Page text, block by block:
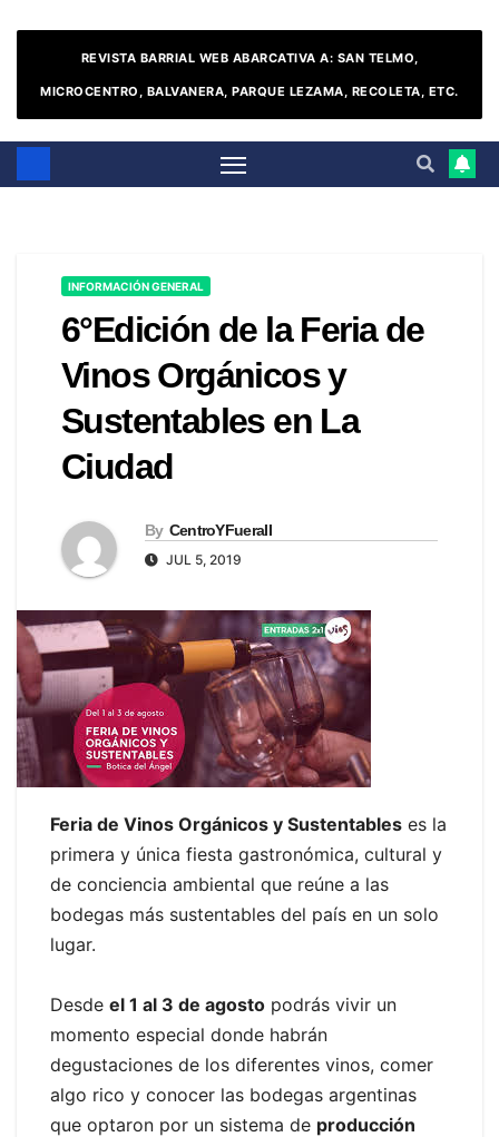
REVISTA BARRIAL WEB ABARCATIVA A: SAN TELMO,
MICROCENTRO, BALVANERA, PARQUE LEZAMA, RECOLETA, ETC.
INFORMACIÓN GENERAL
6°Edición de la Feria de
Vinos Orgánicos y
Sustentables en La
Ciudad
By CentroYFueraII
JUL 5, 2019
Feria de Vinos Orgánicos y Sustentables es la
primera y única fiesta gastronómica, cultural y
de conciencia ambiental que reúne a las
bodegas más sustentables del país en un solo
lugar.
Desde el 1 al 3 de agosto podrás vivir un
momento especial donde habrán
degustaciones de los diferentes vinos, comer
algo rico y conocer las bodegas argentinas
que optaron por un sistema de producción